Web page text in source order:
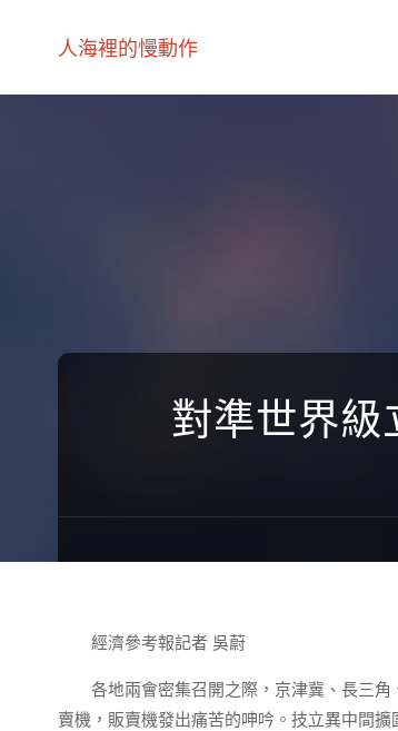
人海裡的慢動作
對準世界級
經濟參考報記者 吳蔚
各地兩會密集召開之際，京津冀、長三
賣機，販賣機發出痛苦的呻吟。技立異中間